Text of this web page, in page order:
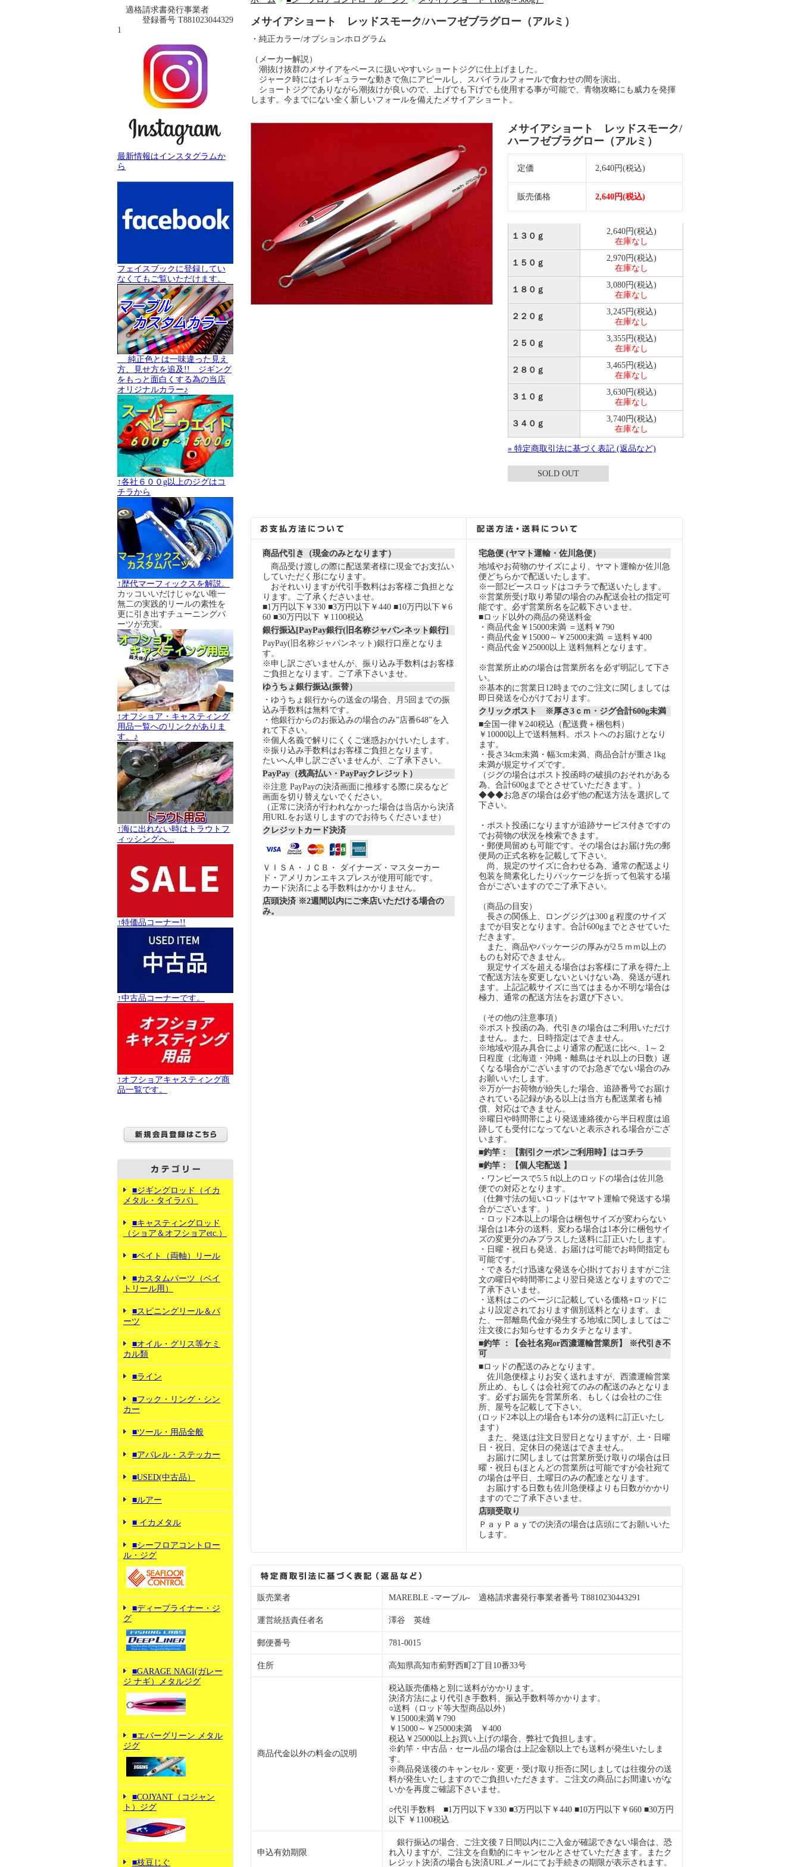
適格請求書発行事業者
登録番号 T881023044329
1
最新情報はインスタグラムか
ら
フェイスブックに登録してい
なくてもご覧いただけます。
純正色とは一味違った見え
方、見せ方を追及!! ジギング
をもっと面白くする為の当店
オリジナルカラー♪
↑各社６００g以上のジグはコ
チラから
↑歴代マーフィックスを解説。
カッコいいだけじゃない唯一
無二の実践的リールの素性を
更に引き出すチューニングパ
ーツが充実。
↑オフショア・キャスティング
用品一覧へのリンクがありま
す。♪
↑海に出れない時はトラウトフ
ィッシングへ...
↑特価品コーナー!!
↑中古品コーナーです。
↑オフショアキャスティング商
品一覧です。
■ジギングロッド（イカ
メタル・タイラバ）
■キャスティングロッド
（ショア＆オフショアetc.）
■ベイト（両軸）リール
■カスタムパーツ（ベイ
トリール用）
■スピニングリール＆パ
ーツ
■オイル・グリス等ケミ
カル類
■ライン
■フック・リング・シン
カー
■ツール・用品全般
■アパレル・ステッカー
■USED(中古品）
■ルアー
■ イカメタル
■シーフロアコントロー
ル・ジグ
■ディープライナー・ジ
グ
■GARAGE NAGI(ガレー
ジ ナギ）メタルジグ
■エバーグリーン メタル
ジグ
■COJYANT（コジャン
ト）ジグ
■枝豆じぐ
メサイアショート レッドスモーク/ハーフゼブラグロー（アルミ）
・純正カラー/オプションホログラム
（メーカー解説）
潮抜け抜群のメサイアをベースに扱いやすいショートジグに仕上げました。
ジャーク時にはイレギュラーな動きで魚にアピールし、スパイラルフォールで食わせの間を演出。
ショートジグでありながら潮抜けが良いので、上げでも下げでも使用する事が可能で、青物攻略にも威力を発揮
します。今までにない全く新しいフォールを備えたメサイアショート。
メサイアショート レッドスモーク/
ハーフゼブラグロー（アルミ）
定価 2,640円(税込)
販売価格 2,640円(税込)
１３０ｇ
2,640円(税込)
在庫なし
１５０ｇ
2,970円(税込)
在庫なし
１８０ｇ
3,080円(税込)
在庫なし
２２０ｇ
3,245円(税込)
在庫なし
２５０ｇ
3,355円(税込)
在庫なし
２８０ｇ
3,465円(税込)
在庫なし
３１０ｇ
3,630円(税込)
在庫なし
３４０ｇ
3,740円(税込)
在庫なし
» 特定商取引法に基づく表記 (返品など)
SOLD OUT
商品代引き（現金のみとなります）
商品受け渡しの際に配送業者様に現金でお支払い
していただく形になります。
おそれいりますが代引手数料はお客様ご負担とな
ります。ご了承くださいませ。
■1万円以下￥330 ■3万円以下￥440 ■10万円以下￥6
60 ■30万円以下 ￥1100税込
銀行振込[PayPay銀行(旧名称ジャパンネット銀行]
PayPay(旧名称ジャパンネット)銀行口座となりま
す。
※申し訳ございませんが、振り込み手数料はお客様
ご負担となります。ご了承下さいませ。
ゆうちょ銀行振込(振替）
・ゆうちょ銀行からの送金の場合、月5回までの振
込み手数料は無料です。
・他銀行からのお振込みの場合のみ”店番648”を入
れて下さい。
※個人名義で解りにくくご迷惑おかけいたします。
※振り込み手数料はお客様ご負担となります。
たいへん申し訳ございませんが、ご了承下さい。
PayPay（残高払い・PayPayクレジット）
※注意 PayPayの決済画面に推移する際に戻るなど
画面を切り替えないでください。
（正常に決済が行われなかった場合は当店から決済
用URLをお送りしますのでお待ちくださいませ）
クレジットカード決済
ＶＩＳＡ・ＪＣＢ・ ダイナーズ・マスターカー
ド・アメリカンエキスプレスが使用可能です。
カード決済による手数料はかかりません。
店頭決済 ※2週間以内にご来店いただける場合の
み。
宅急便 (ヤマト運輸・佐川急便）
地域やお荷物のサイズにより、ヤマト運輸か佐川急
便どちらかで配送いたします。
※一部2ピースロッドはコチラで配送いたします。
※営業所受け取り希望の場合のみ配送会社の指定可
能です。必ず営業所名を記載下さいませ。
■ロッド以外の商品の発送料金
・商品代金￥15000未満 ＝送料￥790
・商品代金￥15000～￥25000未満 ＝送料￥400
・商品代金￥25000以上 送料無料となります。
※営業所止めの場合は営業所名を必ず明記して下さ
い。
※基本的に営業日12時までのご注文に関しましては
即日発送を心がけております。
クリックポスト ※厚さ3ｃｍ・ジグ合計600g未満
■全国一律￥240税込（配送費＋梱包料）
￥10000以上で送料無料。ポストへのお届けとなり
ます。
・長さ34cm未満・幅3cm未満、商品合計が重さ1kg
未満が規定サイズです。
（ジグの場合はポスト投函時の破損のおそれがある
為、合計600gまでとさせていただきます。）
◆◆◆お急ぎの場合は必ず他の配送方法を選択して
下さい。
・ポスト投函になりますが追跡サービス付きですの
でお荷物の状況を検索できます。
・郵便局留めも可能です。その場合はお届け先の郵
便局の正式名称を記載して下さい。
尚、規定のサイズに合わせる為、通常の配送より
包装を簡素化したりパッケージを折って包装する場
合がございますのでご了承下さい。
（商品の目安）
長さの関係上、ロングジグは300ｇ程度のサイズ
までが目安となります。合計600gまでとさせていた
だきます。
また、商品やパッケージの厚みが2５ｍｍ以上の
ものも対応できません。
規定サイズを超える場合はお客様に了承を得た上
で配送方法を変更しないといけない為、発送が遅れ
ます。上記記載サイズに当てはまるか不明な場合は
極力、通常の配送方法をお選び下さい。
（その他の注意事項）
※ポスト投函の為、代引きの場合はご利用いただけ
ません。また、日時指定はできません。
※地域や混み具合により通常の配送に比べ、1～２
日程度（北海道・沖縄・離島はそれ以上の日数）遅
くなる場合がございますのでお急ぎでない場合のみ
お願いいたします。
※万が一お荷物が紛失した場合、追跡番号でお届け
されている記録がある以上は当方も配送業者も補
償、対応はできません。
※曜日や時間帯により発送連絡後から半日程度は追
跡しても受付になってないと表示される場合がござ
います。
■釣竿： 【割引クーポンご利用時】はコチラ
■釣竿： 【個人宅配送 】
・ワンピースで5.5 ft以上のロッドの場合は佐川急
便での対応となります。
（仕舞寸法の短いロッドはヤマト運輸で発送する場
合がございます。）
・ロッド2本以上の場合は梱包サイズが変わらない
場合は1本分の送料、変わる場合は1本分に梱包サイ
ズの変更分のみプラスした送料に訂正いたします。
・日曜・祝日も発送、お届けは可能でお時間指定も
可能です。
・できるだけ迅速な発送を心掛けておりますがご注
文の曜日や時間帯により翌日発送となりますのでご
了承下さいませ。
・送料はこのページに記載している価格+ロッドに
より設定されております個別送料となります。ま
た、一部離島代金が発生する地域に関しましてはご
注文後にお知らせするカタチとなります。
■釣竿 ：【会社名宛or西濃運輸営業所】 ※代引き不
可
■ロッドの配送のみとなります。
佐川急便様よりお安く送れますが、西濃運輸営業
所止め、もしくは会社宛てのみの配送のみとなりま
す。必ずお届先を営業所名、もしくは会社のご住
所、屋号を記載して下さい。
(ロッド2本以上の場合も1本分の送料に訂正いたし
ます）
また、発送は注文日翌日となりますが、土・日曜
日・祝日、定休日の発送はできません。
お届けに関しましては営業所受け取りの場合は日
曜・祝日もほとんどの営業所は可能ですが会社宛て
の場合は平日、土曜日のみの配達となります。
お届けする日数も佐川急便様よりも日数がかかり
ますのでご了承下さいませ。
店頭受取り
ＰａｙＰａｙでの決済の場合は店頭にてお願いいた
します。
販売業者 MAREBLE -マーブル- 適格請求書発行事業者番号 T8810230443291
運営統括責任者名 澤谷 英雄
郵便番号 781-0015
住所 高知県高知市薊野西町2丁目10番33号
商品代金以外の料金の説明
税込販売価格と別に送料がかかります。
決済方法により代引き手数料、振込手数料等かかります。
○送料（ロッド等大型商品以外）
￥15000未満￥790
￥15000～￥25000未満 ￥400
税込￥25000以上お買い上げの場合、弊社で負担します。
※釣竿・中古品・セール品の場合は上記金額以上でも送料が発生いたしま
す。
※商品発送後のキャンセル・変更・受け取り拒否に関しましては往復分の送
料が発生いたしますのでご負担いただきます。ご注文の商品にお間違いがな
いかを再度ご確認下さいませ。
○代引手数料 ■1万円以下￥330 ■3万円以下￥440 ■10万円以下￥660 ■30万円
以下 ￥1100税込
申込有効期限
銀行振込の場合、ご注文後７日間以内にご入金が確認できない場合は、恐
れ入りますが、ご注文を自動的にキャンセルとさせていただきます。またク
レジット決済の場合も決済URLメールにてお手続きの期限が表示されます。